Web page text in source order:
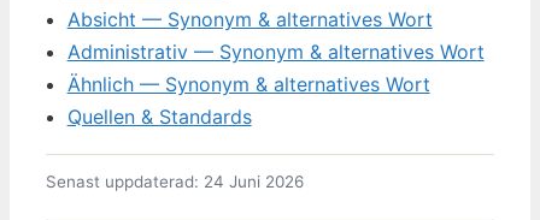
Absicht — Synonym & alternatives Wort
Administrativ — Synonym & alternatives Wort
Ähnlich — Synonym & alternatives Wort
Quellen & Standards
Senast uppdaterad: 24 Juni 2026